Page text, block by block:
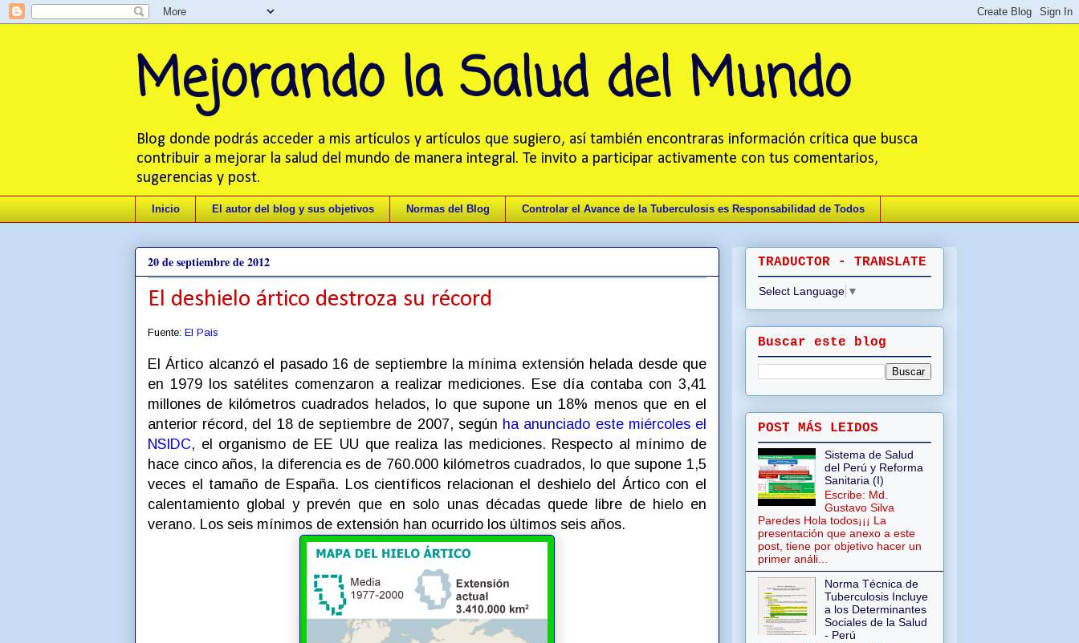
Mejorando la Salud del Mundo
Blog donde podrás acceder a mis artículos y artículos que sugiero, así también encontraras información crítica que busca
contribuir a mejorar la salud del mundo de manera integral. Te invito a participar activamente con tus comentarios,
sugerencias y post.
Inicio El autor del blog y sus objetivos Normas del Blog Controlar el Avance de la Tuberculosis es Responsabilidad de Todos
20 de septiembre de 2012
El deshielo ártico destroza su récord
Fuente: El Pais
El Ártico alcanzó el pasado 16 de septiembre la mínima extensión helada desde que
en 1979 los satélites comenzaron a realizar mediciones. Ese día contaba con 3,41
millones de kilómetros cuadrados helados, lo que supone un 18% menos que en el
anterior récord, del 18 de septiembre de 2007, según ha anunciado este miércoles el
NSIDC, el organismo de EE UU que realiza las mediciones. Respecto al mínimo de
hace cinco años, la diferencia es de 760.000 kilómetros cuadrados, lo que supone 1,5
veces el tamaño de España. Los científicos relacionan el deshielo del Ártico con el
calentamiento global y prevén que en solo unas décadas quede libre de hielo en
verano. Los seis mínimos de extensión han ocurrido los últimos seis años.
TRADUCTOR - TRANSLATE
Select Language ▼
Buscar este blog
POST MÁS LEIDOS
Sistema de Salud
del Perú y Reforma
Sanitaria (I)
Escribe: Md.
Gustavo Silva
Paredes Hola todos¡¡¡ La
presentación que anexo a este
post, tiene por objetivo hacer un
primer análi...
Norma Técnica de
Tuberculosis Incluye
a los Determinantes
Sociales de la Salud
- Perú